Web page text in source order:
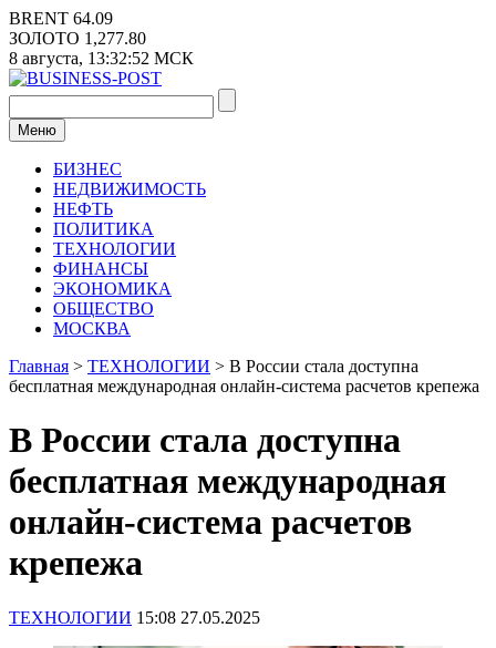
Перейти
к
содержимому
BRENT 64.09
ЗОЛОТО 1,277.80
8 августа, 13:32:52 МСК
Меню
БИЗНЕС
НЕДВИЖИМОСТЬ
НЕФТЬ
ПОЛИТИКА
ТЕХНОЛОГИИ
ФИНАНСЫ
ЭКОНОМИКА
ОБЩЕСТВО
МОСКВА
Главная > ТЕХНОЛОГИИ > В России стала доступна
бесплатная международная онлайн-система расчетов крепежа
В России стала доступна
бесплатная международная
онлайн-система расчетов
крепежа
ТЕХНОЛОГИИ 15:08 27.05.2025